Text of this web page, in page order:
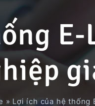
Thành viên chủ chốt
Phát triển trò chơi
Hệ thống quản lý
Dự án dùng công
» Lợi ích của hệ thống